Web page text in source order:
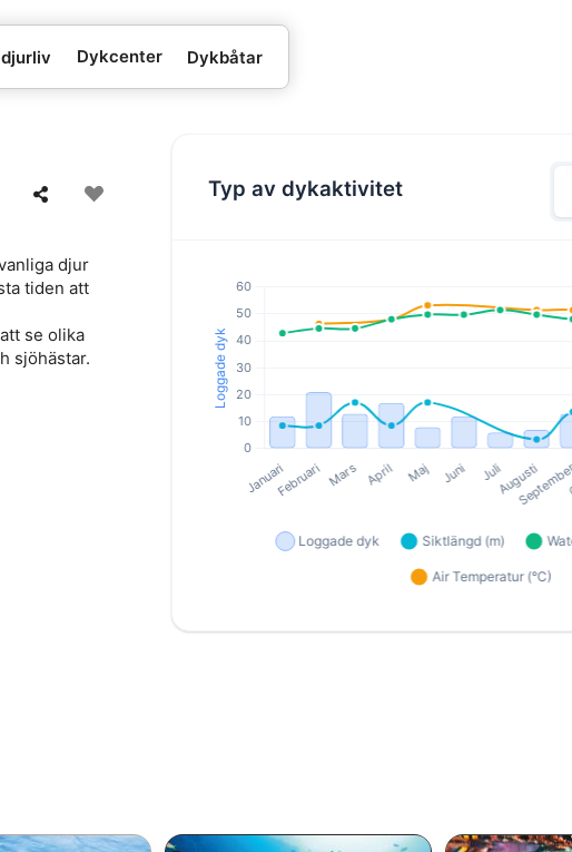
Dykcenter Dykbåtar
djur
tiden att
se olika
sjöhästar.
Typ av dykaktivitet